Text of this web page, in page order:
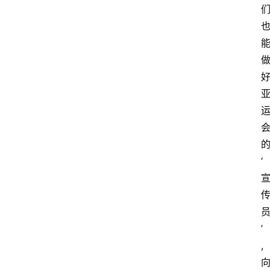
们
也
能
做
好
亚
运
会
的
‘
宣
传
员
’
,
向